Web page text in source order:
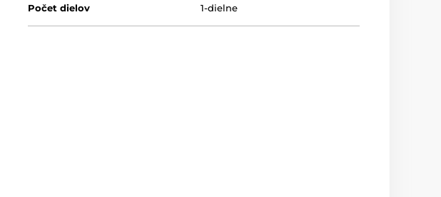
Počet dielov 1-dielne